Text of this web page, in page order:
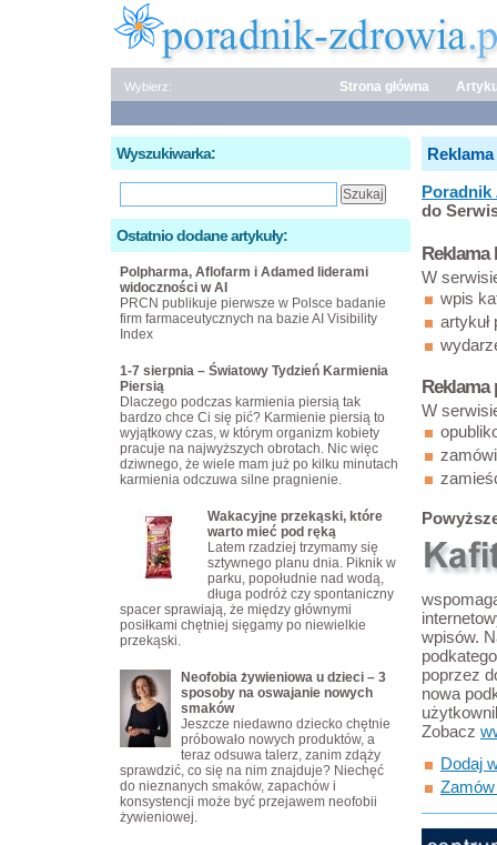
Wybierz: Strona główna
Poradnik
do
Reklama
W
wpis
artykuł
Reklama
W
wpisów.
poprzez
nowa
Zobacz
Dodaj
Wyszukiwarka:
Ostatnio dodane artykuły:
Polpharma, Aflofarm i Adamed liderami
widoczności w AI
PRCN publikuje pierwsze w Polsce badanie
firm farmaceutycznych na bazie AI Visibility
Index
1-7 sierpnia – Światowy Tydzień Karmienia
Piersią
Dlaczego podczas karmienia piersią tak
bardzo chce Ci się pić? Karmienie piersią to
wyjątkowy czas, w którym organizm kobiety
pracuje na najwyższych obrotach. Nic więc
dziwnego, że wiele mam już po kilku minutach
karmienia odczuwa silne pragnienie.
Wakacyjne przekąski, które
warto mieć pod ręką
Latem rzadziej trzymamy się
sztywnego planu dnia. Piknik w
parku, popołudnie nad wodą,
długa podróż czy spontaniczny
spacer sprawiają, że między głównymi
posiłkami chętniej sięgamy po niewielkie
przekąski.
Neofobia żywieniowa u dzieci – 3
sposoby na oswajanie nowych
smaków
Jeszcze niedawno dziecko chętnie
próbowało nowych produktów, a
teraz odsuwa talerz, zanim zdąży
sprawdzić, co się na nim znajduje? Niechęć
do nieznanych smaków, zapachów i
konsystencji może być przejawem neofobii
żywieniowej.